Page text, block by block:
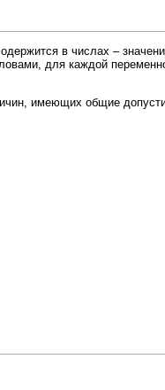
в числах –
для каждой
имеющих общие